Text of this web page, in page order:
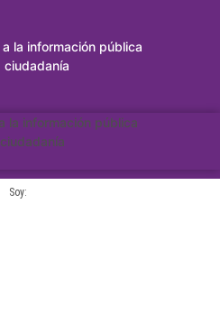
la información pública
ciudadanía
la información pública
Soy: